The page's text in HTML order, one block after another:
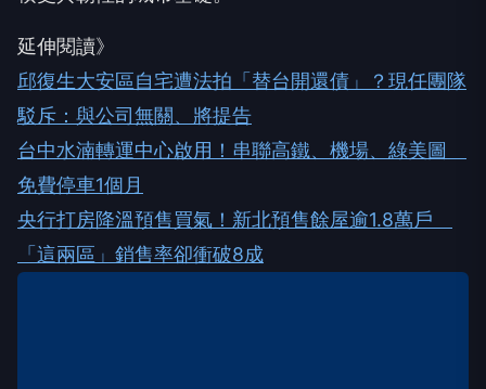
延伸閱讀》
邱復生大安區自宅遭法拍「替台開還債」？現任團隊
駁斥：與公司無關、將提告
台中水湳轉運中心啟用！串聯高鐵、機場、綠美圖
免費停車1個月
央行打房降溫預售買氣！新北預售餘屋逾1.8萬戶
「這兩區」銷售率卻衝破8成